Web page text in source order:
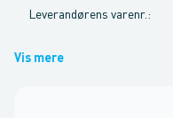
Leverandørens varenr. :
Vis mere